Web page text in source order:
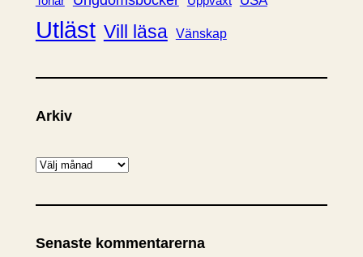
Utläst Vill läsa Vänskap
Arkiv
A
k
v
Senaste kommentarerna